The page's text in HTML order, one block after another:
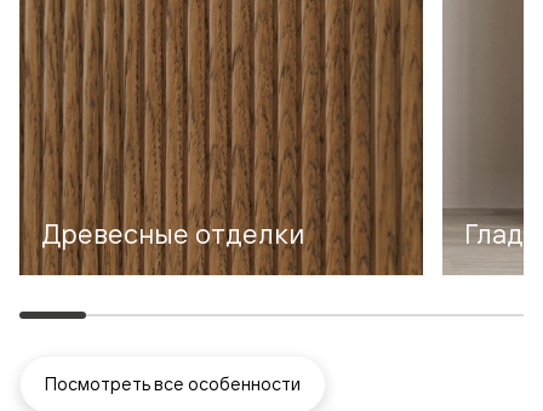
Древесные отделки
Посмотреть все особенности